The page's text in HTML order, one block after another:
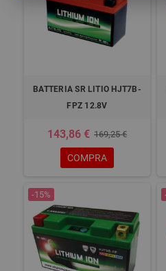
BATTERIA SR LITIO HJT7B-
FPZ 12.8V
143,86 € 169,25 €
COMPRA
-15%